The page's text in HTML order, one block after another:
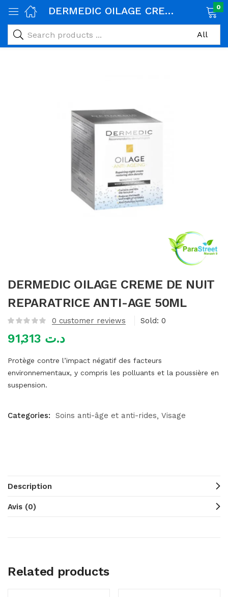
alimentaires)
DERMEDIC OILAGE CREME DE NUIT REPARATRICE ANTI-AGE 50ML 0
DERMEDIC OILAGE CREME DE NUIT
REPARATRICE ANTI-AGE 50ML
0 customer reviews Sold: 0
د.ت
Protège contre l’impact négatif des facteurs
environnementaux, y compris les polluants et la poussière en
suspension.
Categories: Soins anti-âge et anti-rides Visage
Description
Avis (0)
Related products